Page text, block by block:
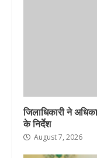
जिलाधिकारी ने
के निर्देश
August 7, 2026